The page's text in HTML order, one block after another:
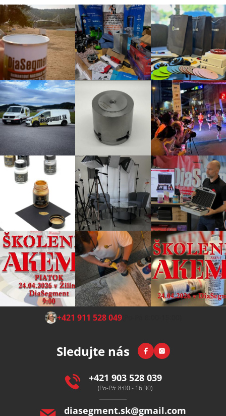
Z +421 911 528 049(Po-Pá 8:00-15:00)
Sledujte nás FacebookInstagram
+421 903 528 039
(Po-Pá: 8:00 - 16:30)
diasegment.sk@gmail.com